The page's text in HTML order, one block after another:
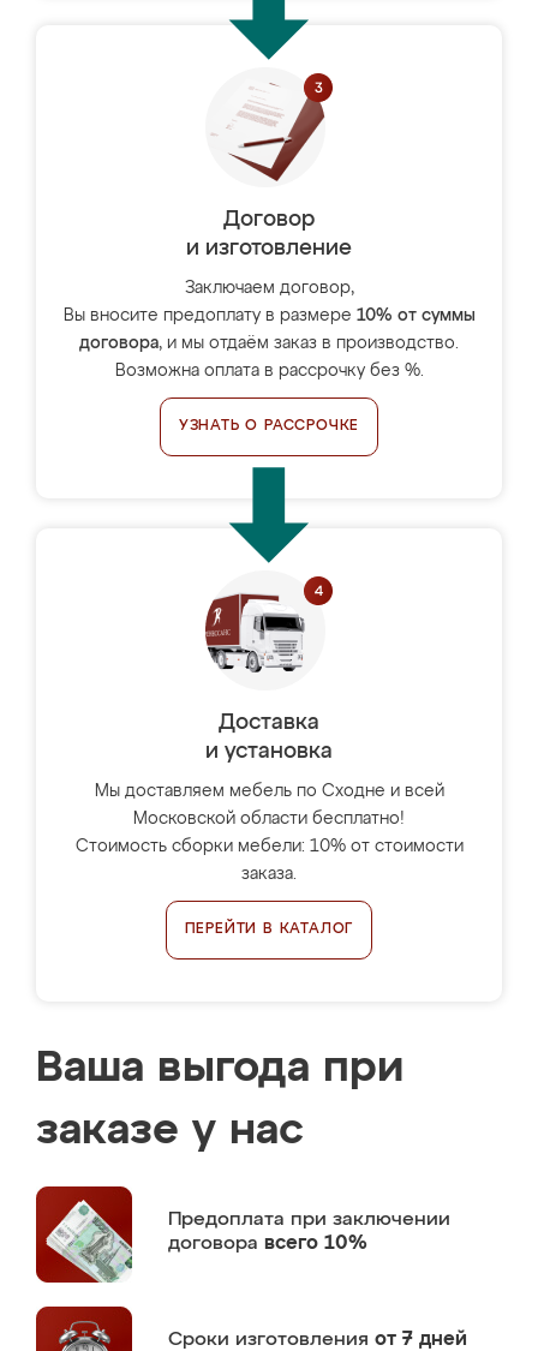
Договор
и изготовление
Заключаем договор,
Вы вносите предоплату в размере 10% от суммы
договора, и мы отдаём заказ в производство.
Возможна оплата в рассрочку без %.
УЗНАТЬ О РАССРОЧКЕ
Доставка
и установка
Мы доставляем мебель по Сходне и всей
Московской области бесплатно!
Стоимость сборки мебели: 10% от стоимости
заказа.
ПЕРЕЙТИ В КАТАЛОГ
Ваша выгода при
заказе у нас
Предоплата при заключении
договора всего 10%
Сроки изготовления от 7 дней